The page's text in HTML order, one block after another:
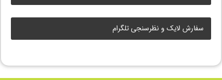
سفارش لایک و نظرسنجی تلگرام